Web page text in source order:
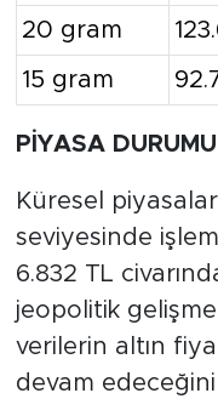
20 gram
15 gram
PİYASA DURUMU
Küresel
seviyesinde
6.832 TL
jeopolitik
verilerin altın
devam